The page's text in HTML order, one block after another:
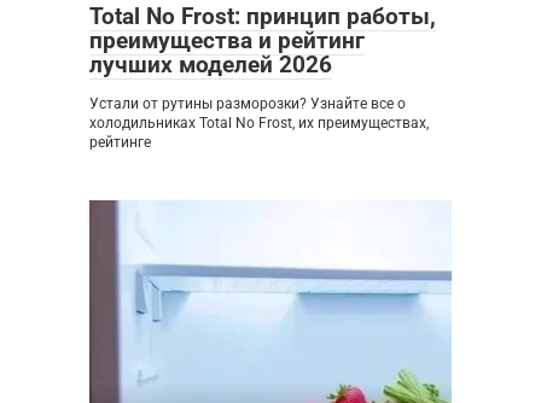
Total No Frost: принцип работы,
преимущества и рейтинг
лучших моделей 2026
Устали от рутины разморозки? Узнайте все о
холодильниках Total No Frost, их преимуществах,
рейтинге